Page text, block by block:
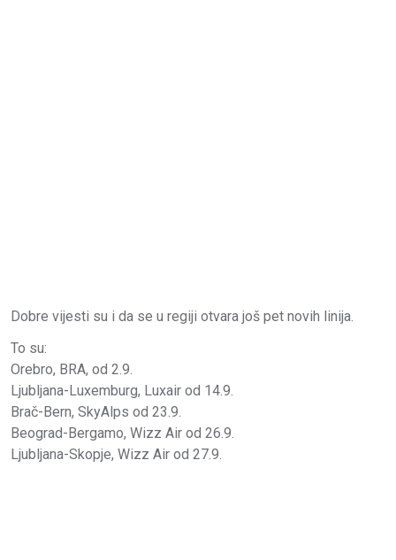
Dobre vijesti su i da se u regiji otvara još pet novih linija.
To su:
Orebro, BRA, od 2.9.
Ljubljana-Luxemburg, Luxair od 14.9.
Brač-Bern, SkyAlps od 23.9.
Beograd-Bergamo, Wizz Air od 26.9.
Ljubljana-Skopje, Wizz Air od 27.9.